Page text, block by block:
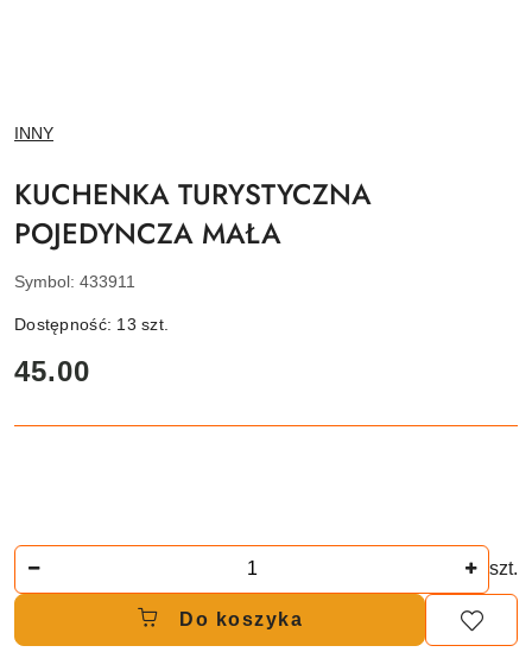
NAZWA
PRODUCENTA:
INNY
KUCHENKA TURYSTYCZNA
POJEDYNCZA MAŁA
Symbol: 433911
Dostępność: 13szt.
cena:
45.00
szt.
Do koszyka